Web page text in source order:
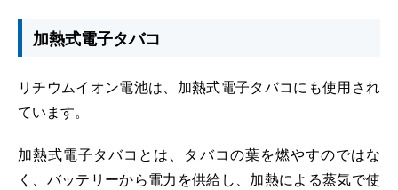
加熱式電子タバコ
リチウムイオン電池は、加熱式電子タバコにも使用され
ています。
加熱式電子タバコとは、タバコの葉を燃やすのではな
く、バッテリーから電力を供給し、加熱による蒸気で使